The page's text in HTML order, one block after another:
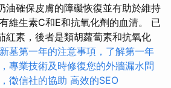
油確保皮膚的障礙恢復並有助於維持
維生素C和E和抗氧化劑的血清。 已
紅素，後者是類胡蘿蔔素和抗氧化
新墓第一年的注意事項，了解第一年
專業技術及時修復您的外牆漏水問
徵信社的協助 高效的SEO